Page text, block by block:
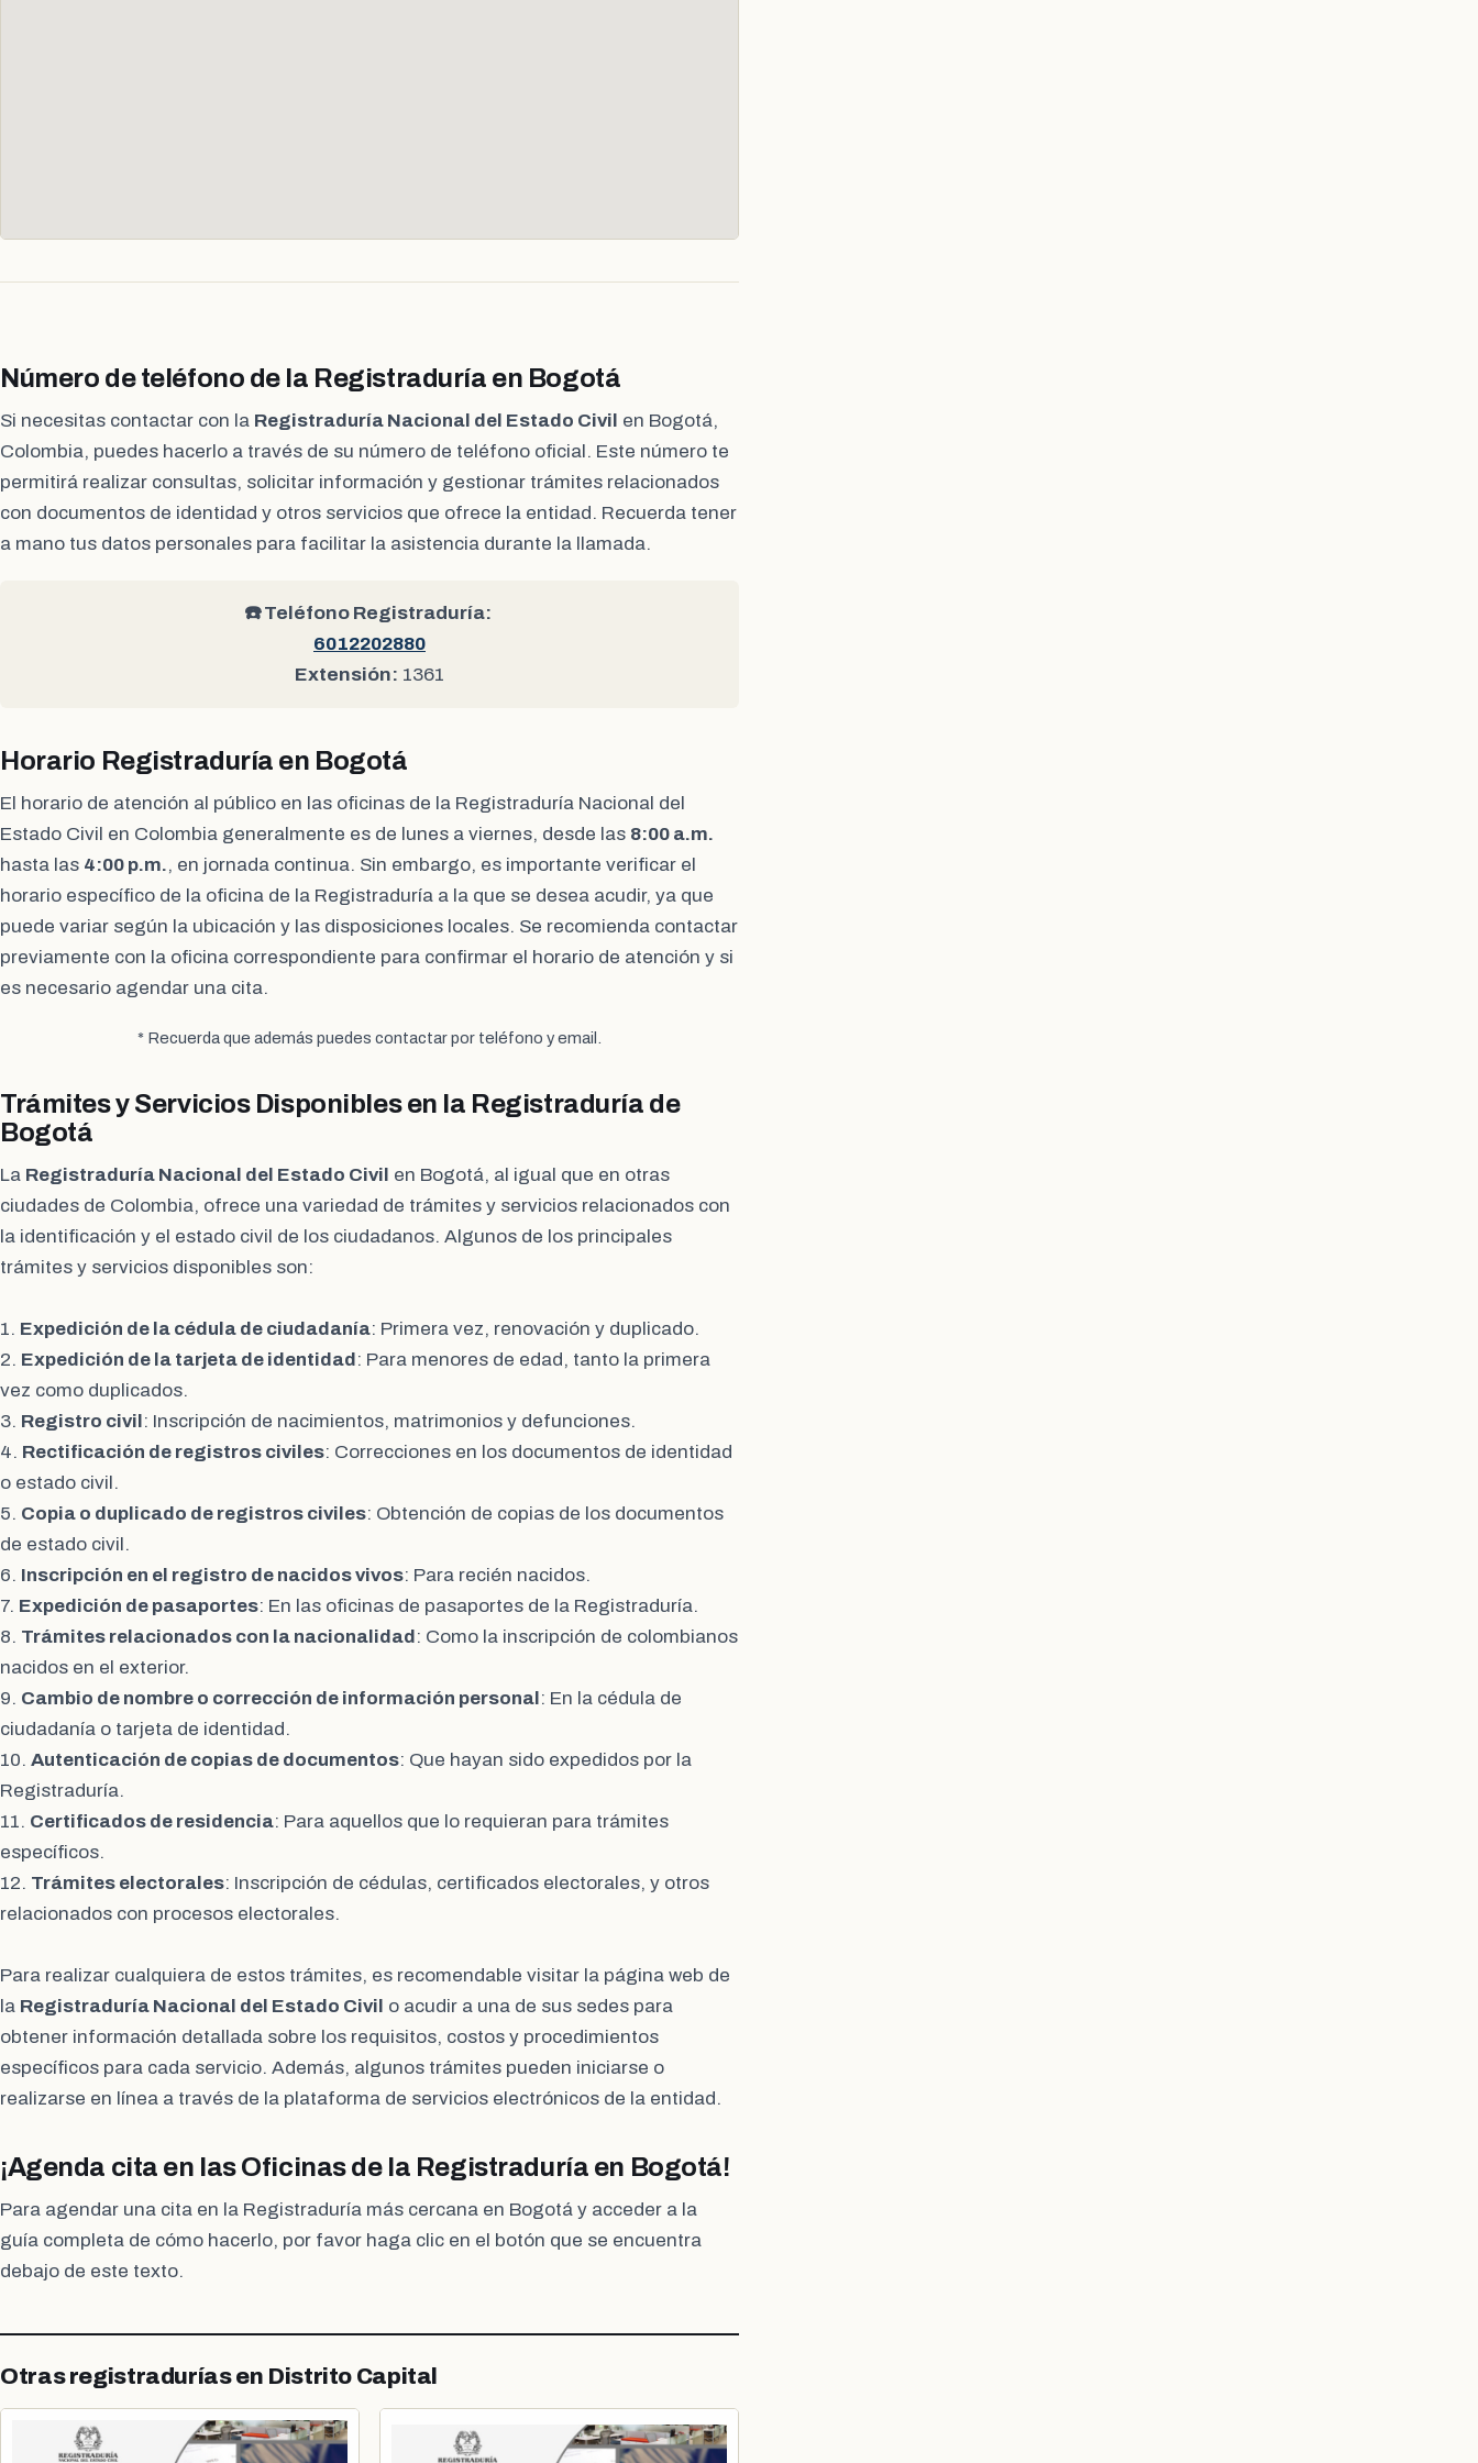
Número de teléfono de la Registraduría en Bogotá
Si necesitas contactar con la Registraduría Nacional del Estado Civil en Bogotá,
Colombia, puedes hacerlo a través de su número de teléfono oficial. Este número te
permitirá realizar consultas, solicitar información y gestionar trámites relacionados
con documentos de identidad y otros servicios que ofrece la entidad. Recuerda tener
a mano tus datos personales para facilitar la asistencia durante la llamada.
☎️ Teléfono Registraduría:
6012202880
Extensión: 1361
Horario Registraduría en Bogotá
El horario de atención al público en las oficinas de la Registraduría Nacional del
Estado Civil en Colombia generalmente es de lunes a viernes, desde las 8:00 a.m.
hasta las 4:00 p.m., en jornada continua. Sin embargo, es importante verificar el
horario específico de la oficina de la Registraduría a la que se desea acudir, ya que
puede variar según la ubicación y las disposiciones locales. Se recomienda contactar
previamente con la oficina correspondiente para confirmar el horario de atención y si
es necesario agendar una cita.
* Recuerda que además puedes contactar por teléfono y email.
Trámites y Servicios Disponibles en la Registraduría de
Bogotá
La Registraduría Nacional del Estado Civil en Bogotá, al igual que en otras
ciudades de Colombia, ofrece una variedad de trámites y servicios relacionados con
la identificación y el estado civil de los ciudadanos. Algunos de los principales
trámites y servicios disponibles son:
1. Expedición de la cédula de ciudadanía: Primera vez, renovación y duplicado.
2. Expedición de la tarjeta de identidad : Para menores de edad, tanto la primera
vez como duplicados.
3. Registro civil : Inscripción de nacimientos, matrimonios y defunciones.
4. Rectificación de registros civiles: Correcciones en los documentos de identidad
o estado civil.
5. Copia o duplicado de registros civiles: Obtención de copias de los documentos
de estado civil.
6. Inscripción en el registro de nacidos vivos: Para recién nacidos.
7. Expedición de pasaportes: En las oficinas de pasaportes de la Registraduría.
8. Trámites relacionados con la nacionalidad : Como la inscripción de colombianos
nacidos en el exterior.
9. Cambio de nombre o corrección de información personal : En la cédula de
ciudadanía o tarjeta de identidad.
10. Autenticación de copias de documentos: Que hayan sido expedidos por la
Registraduría.
11. Certificados de residencia: Para aquellos que lo requieran para trámites
específicos.
12. Trámites electorales: Inscripción de cédulas, certificados electorales, y otros
relacionados con procesos electorales.
Para realizar cualquiera de estos trámites, es recomendable visitar la página web de
la Registraduría Nacional del Estado Civil o acudir a una de sus sedes para
obtener información detallada sobre los requisitos, costos y procedimientos
específicos para cada servicio. Además, algunos trámites pueden iniciarse o
realizarse en línea a través de la plataforma de servicios electrónicos de la entidad.
¡Agenda cita en las Oficinas de la Registraduría en Bogotá!
Para agendar una cita en la Registraduría más cercana en Bogotá y acceder a la
guía completa de cómo hacerlo, por favor haga clic en el botón que se encuentra
debajo de este texto.
Otras registradurías en Distrito Capital